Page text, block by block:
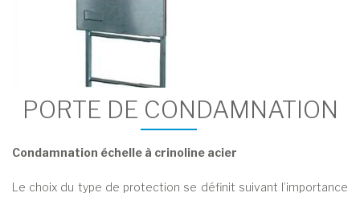
PORTE DE CONDAMNATION
Condamnation échelle à crinoline acier
Le choix du type de protection se définit suivant l’importance